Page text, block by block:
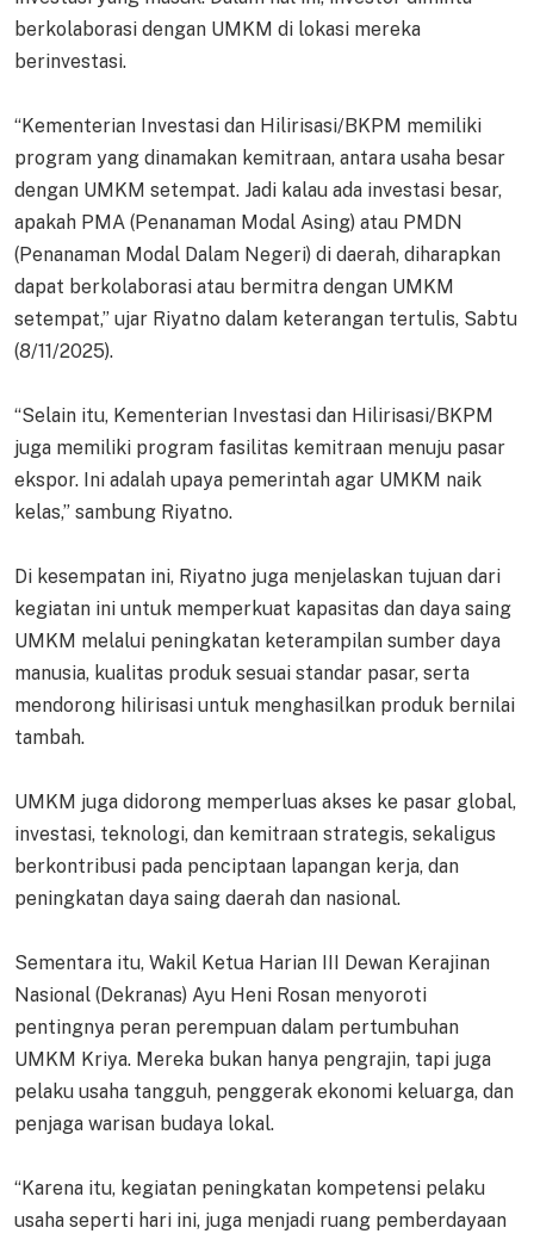
berkolaborasi dengan UMKM di lokasi mereka
berinvestasi.
“Kementerian Investasi dan Hilirisasi/BKPM memiliki
program yang dinamakan kemitraan, antara usaha besar
dengan UMKM setempat. Jadi kalau ada investasi besar,
apakah PMA (Penanaman Modal Asing) atau PMDN
(Penanaman Modal Dalam Negeri) di daerah, diharapkan
dapat berkolaborasi atau bermitra dengan UMKM
setempat,” ujar Riyatno dalam keterangan tertulis, Sabtu
(8/11/2025).
“Selain itu, Kementerian Investasi dan Hilirisasi/BKPM
juga memiliki program fasilitas kemitraan menuju pasar
ekspor. Ini adalah upaya pemerintah agar UMKM naik
kelas,” sambung Riyatno.
Di kesempatan ini, Riyatno juga menjelaskan tujuan dari
kegiatan ini untuk memperkuat kapasitas dan daya saing
UMKM melalui peningkatan keterampilan sumber daya
manusia, kualitas produk sesuai standar pasar, serta
mendorong hilirisasi untuk menghasilkan produk bernilai
tambah.
UMKM juga didorong memperluas akses ke pasar global,
investasi, teknologi, dan kemitraan strategis, sekaligus
berkontribusi pada penciptaan lapangan kerja, dan
peningkatan daya saing daerah dan nasional.
Sementara itu, Wakil Ketua Harian III Dewan Kerajinan
Nasional (Dekranas) Ayu Heni Rosan menyoroti
pentingnya peran perempuan dalam pertumbuhan
UMKM Kriya. Mereka bukan hanya pengrajin, tapi juga
pelaku usaha tangguh, penggerak ekonomi keluarga, dan
penjaga warisan budaya lokal.
“Karena itu, kegiatan peningkatan kompetensi pelaku
usaha seperti hari ini, juga menjadi ruang pemberdayaan